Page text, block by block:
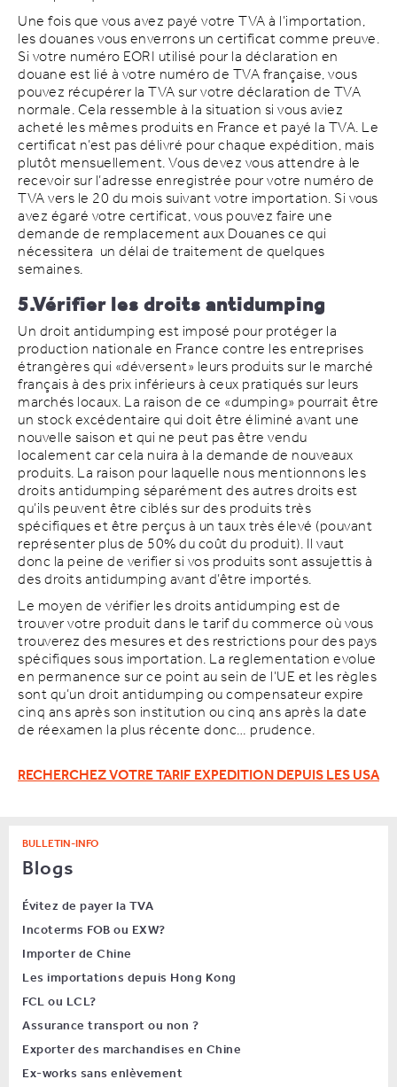
Une fois que vous avez payé votre TVA à l’importation,
les douanes vous enverrons un certificat comme preuve.
Si votre numéro EORI utilisé pour la déclaration en
douane est lié à votre numéro de TVA française, vous
pouvez récupérer la TVA sur votre déclaration de TVA
normale. Cela ressemble à la situation si vous aviez
acheté les mêmes produits en France et payé la TVA. Le
certificat n’est pas délivré pour chaque expédition, mais
plutôt mensuellement. Vous devez vous attendre à le
recevoir sur l’adresse enregistrée pour votre numéro de
TVA vers le 20 du mois suivant votre importation. Si vous
avez égaré votre certificat, vous pouvez faire une
demande de remplacement aux Douanes ce qui
nécessitera un délai de traitement de quelques
semaines.
5.Vérifier les droits antidumping
Un droit antidumping est imposé pour protéger la
production nationale en France contre les entreprises
étrangères qui «déversent» leurs produits sur le marché
français à des prix inférieurs à ceux pratiqués sur leurs
marchés locaux. La raison de ce «dumping» pourrait être
un stock excédentaire qui doit être éliminé avant une
nouvelle saison et qui ne peut pas être vendu
localement car cela nuira à la demande de nouveaux
produits. La raison pour laquelle nous mentionnons les
droits antidumping séparément des autres droits est
qu’ils peuvent être ciblés sur des produits très
spécifiques et être perçus à un taux très élevé (pouvant
représenter plus de 50% du coût du produit). Il vaut
donc la peine de verifier si vos produits sont assujettis à
des droits antidumping avant d’être importés.
Le moyen de vérifier les droits antidumping est de
trouver votre produit dans le tarif du commerce où vous
trouverez des mesures et des restrictions pour des pays
spécifiques sous importation. La reglementation evolue
en permanence sur ce point au sein de l’UE et les règles
sont qu’undroit antidumping ou compensateur expire
cinq ans après son institution ou cinq ans après la date
de réexamen la plus récente donc… prudence.
RECHERCHEZ VOTRE TARIF EXPEDITION DEPUIS LES USA
BULLETIN-INFO
Blogs
Évitez de payer la TVA
Incoterms FOB ou EXW?
Importer de Chine
Les importations depuis Hong Kong
FCL ou LCL?
Assurance transport ou non ?
Exporter des marchandises en Chine
Ex-works sans enlèvement